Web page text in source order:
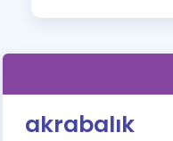
akrabalık